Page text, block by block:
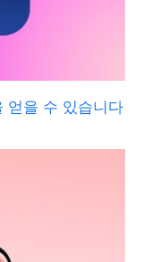
얻을 수 있습니다